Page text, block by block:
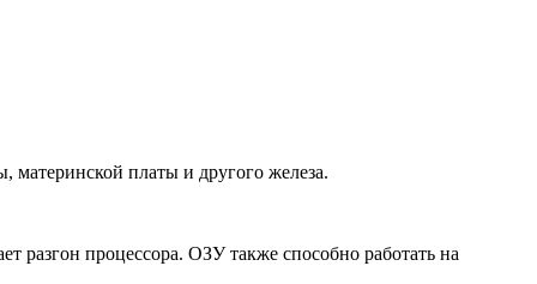
материнской платы и другого железа.
разгон процессора. ОЗУ также способно работать на